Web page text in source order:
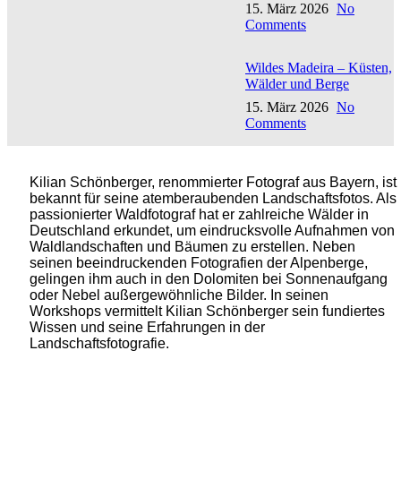
15. März 2026 No
Comments
Wildes Madeira – Küsten,
Wälder und Berge
15. März 2026 No
Comments
Kilian Schönberger, renommierter Fotograf aus Bayern, ist
bekannt für seine atemberaubenden Landschaftsfotos. Als
passionierter Waldfotograf hat er zahlreiche Wälder in
Deutschland erkundet, um eindrucksvolle Aufnahmen von
Waldlandschaften und Bäumen zu erstellen. Neben
seinen beeindruckenden Fotografien der Alpenberge,
gelingen ihm auch in den Dolomiten bei Sonnenaufgang
oder Nebel außergewöhnliche Bilder. In seinen
Workshops vermittelt Kilian Schönberger sein fundiertes
Wissen und seine Erfahrungen in der
Landschaftsfotografie.